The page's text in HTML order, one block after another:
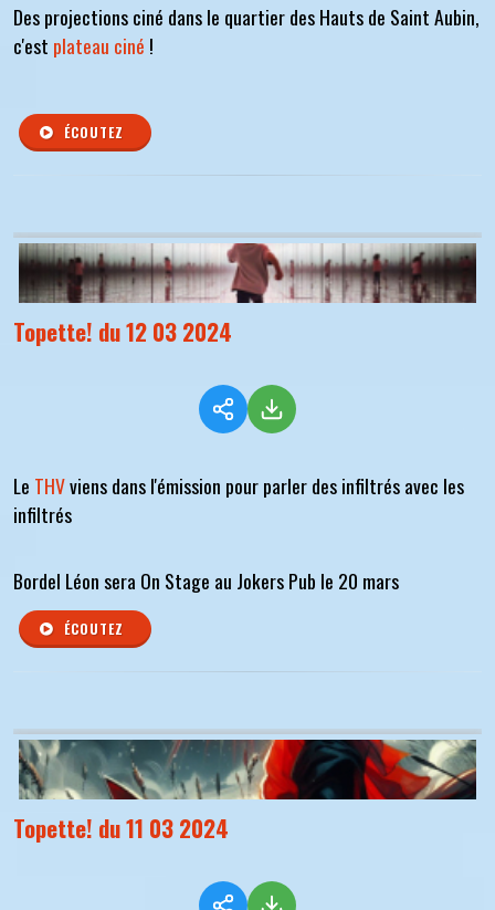
Des projections ciné dans le quartier des Hauts de Saint Aubin,
c'est plateau ciné !
ÉCOUTEZ
Topette! du 12 03 2024
Le THVviens dans l'émission pour parler des infiltrés avec les
infiltrés
Bordel Léon sera On Stage au Jokers Pub le 20 mars
ÉCOUTEZ
Topette! du 11 03 2024